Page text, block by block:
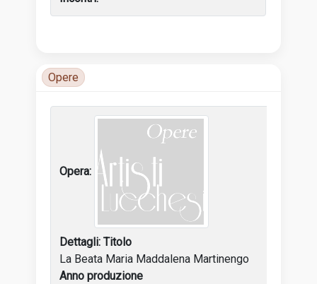
Opere
Luoghi di attività
Titolo
La Beata Maria Maddalena Martinengo
Anno produzione